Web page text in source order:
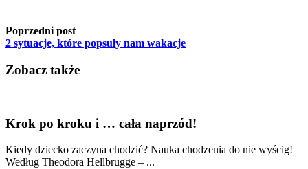
Poprzedni post
2 sytuacje, które popsuły nam wakacje
Zobacz także
Krok po kroku i … cała naprzód!
Kiedy dziecko zaczyna chodzić? Nauka chodzenia do nie wyścig!
Według Theodora Hellbrugge – ...